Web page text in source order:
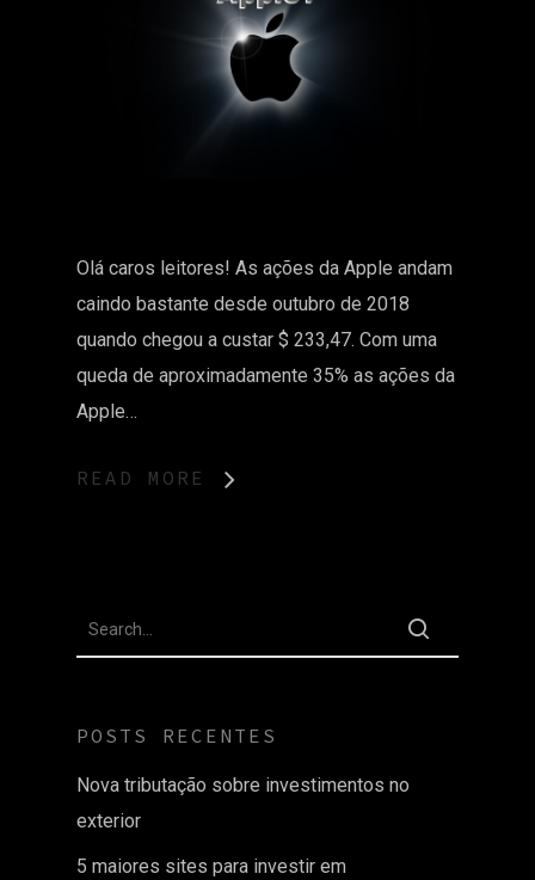
Olá caros leitores! As ações da Apple andam
caindo bastante desde outubro de 2018
quando chegou a custar $ 233,47. Com uma
queda de aproximadamente 35% as ações da
Apple…
READ MORE
POSTS RECENTES
Nova tributação sobre investimentos no
exterior
5 maiores sites para investir em